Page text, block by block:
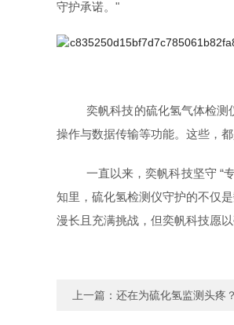
守护承诺。"
奕帆科技的硫化氢气体检测
操作与数据传输等功能。这些，
一直以来，奕帆科技坚守 “
知里，硫化氢检测仪守护的不仅
漫长且充满挑战，但奕帆科技愿
上一篇： 还在为硫化氢监测头疼